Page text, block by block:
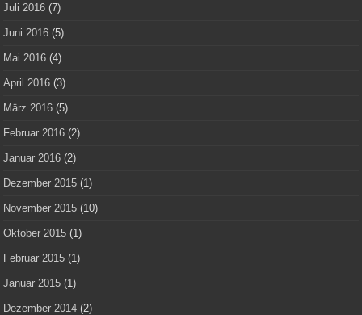
Juli 2016 (7)
Juni 2016 (5)
Mai 2016 (4)
April 2016 (3)
März 2016 (5)
Februar 2016 (2)
Januar 2016 (2)
Dezember 2015 (1)
November 2015 (10)
Oktober 2015 (1)
Februar 2015 (1)
Januar 2015 (1)
Dezember 2014 (2)